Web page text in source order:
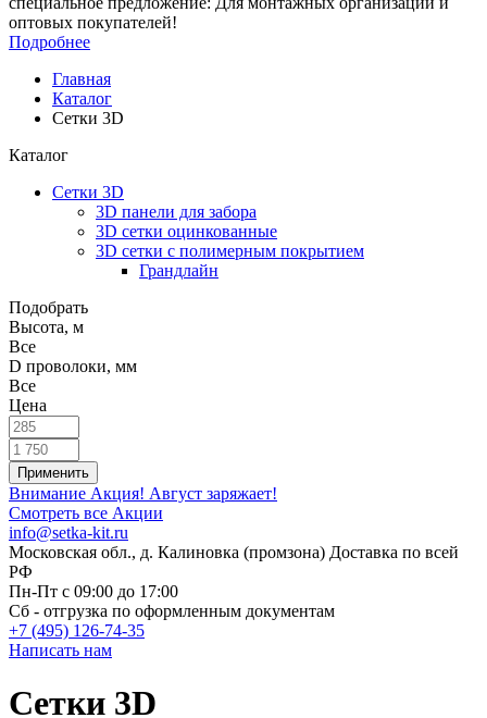
оптовых покупателей!
Подробнее
Главная
Каталог
Сетки 3D
Каталог
Сетки 3D
3D панели для забора
3D сетки оцинкованные
3D сетки с полимерным покрытием
Грандлайн
Подобрать
Высота, м
Все
D проволоки, мм
Все
Цена
Внимание Акция! Август заряжает!
Смотреть все Акции
info@setka-kit.ru
Московская обл., д. Калиновка (промзона) Доставка по всей
РФ
Пн-Пт с 09:00 до 17:00
Сб - отгрузка по оформленным документам
+7 (495) 126-74-35
Написать нам
Сетки 3D